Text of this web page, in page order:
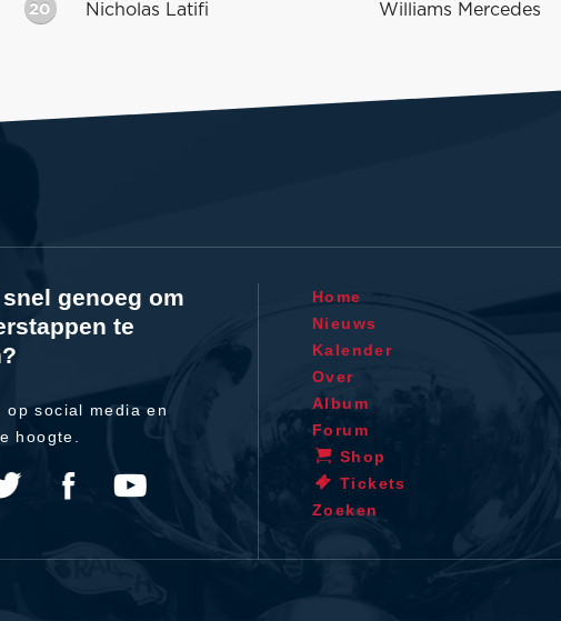
20 Nicholas Latifi Williams Mercedes
genoeg om
te
op social media en
hoogte.
Home
Nieuws
Kalender
Over
Album
Forum
Shop
Tickets
Zoeken